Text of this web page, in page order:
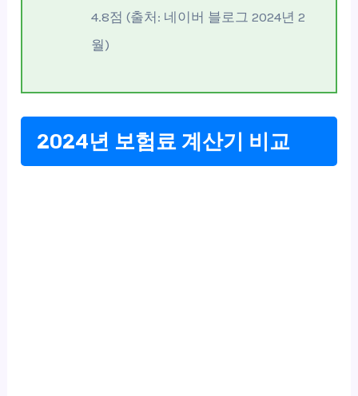
4.8점 (출처: 네이버 블로그 2024년 2
월)
2024년 보험료 계산기 비교